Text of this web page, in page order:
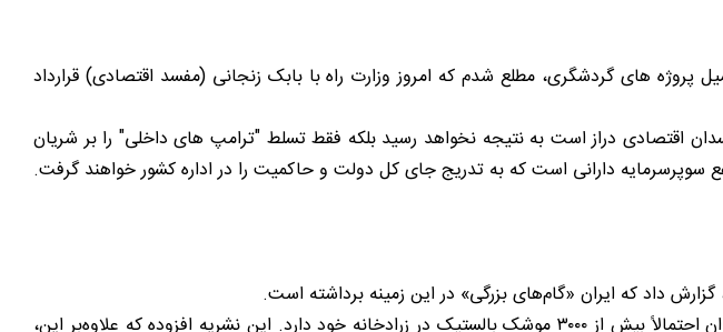
های گردشگری، مطلع شدم که امروز وزارت راه با بابک زنجانی (مفسد اقتصادی) قرارداد
اقتصادی دراز است به نتیجه نخواهد رسید بلکه فقط تسلط "ترامپ های داخلی" را بر شریان
سوپرسرمایه دارانی است که به تدریج جای کل دولت و حاکمیت را در اداره کشور خواهند گرفت.
داد که ایران «گام‌های بزرگی» در این زمینه برداشته است.
نشنال اینترست تصریح کرده که بر اساس گزارش مؤسسه «واشنگتن برای سیاست‌های خاور نزدیک»، ایران احتمالاً بیش از ۳۰۰۰ موشک بالستیک در زرادخانه خود دارد. این نشریه افزوده که علاوه‌بر این،